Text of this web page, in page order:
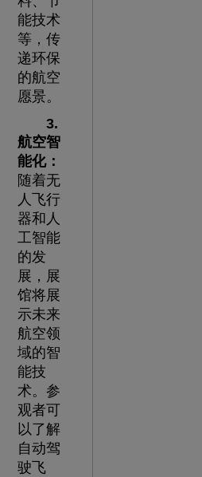
能技术
等，传
递环保
的航空
愿景。
3.
航空智
能化：
随着无
人飞行
器和人
工智能
的发
展，展
馆将展
示未来
航空领
域的智
能技
术。参
观者可
以了解
自动驾
驶飞